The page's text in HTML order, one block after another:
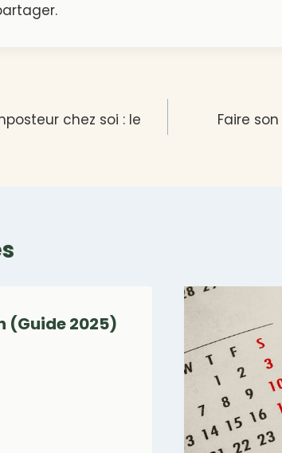
chez soi : le
Faire
(Guide 2025)